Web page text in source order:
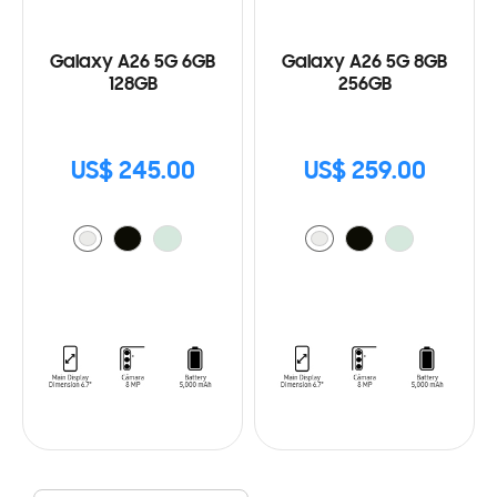
Galaxy A26 5G 6GB
128GB
US$ 245.00
Galaxy A26 5G 8GB
256GB
US$ 259.00